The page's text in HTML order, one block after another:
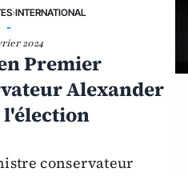
›INTERNATIONAL
-
2024
Premier
Alexander
l'élection
conservateur